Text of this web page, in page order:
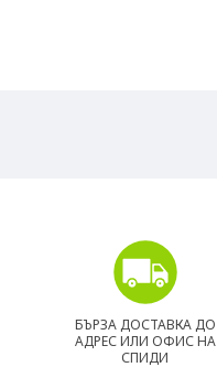
БЪРЗА ДОСТАВКА ДО
АДРЕС ИЛИ ОФИС НА
СПИДИ